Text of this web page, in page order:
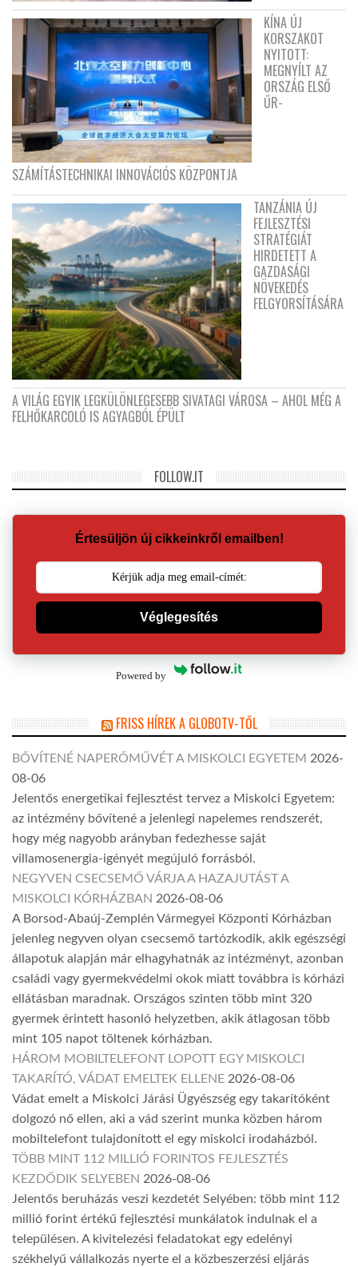
KÍNA ÚJ
KORSZAKOT
NYITOTT:
MEGNYÍLT AZ
ORSZÁG ELSŐ
ŰR-
SZÁMÍTÁSTECHNIKAI INNOVÁCIÓS KÖZPONTJA
TANZÁNIA ÚJ
FEJLESZTÉSI
STRATÉGIÁT
HIRDETETT A
GAZDASÁGI
NÖVEKEDÉS
FELGYORSÍTÁSÁRA
A VILÁG EGYIK LEGKÜLÖNLEGESEBB SIVATAGI VÁROSA – AHOL MÉG A
FELHŐKARCOLÓ IS AGYAGBÓL ÉPÜLT
FOLLOW.IT
Értesüljön új cikkeinkről emailben!
Véglegesítés
Powered by
FRISS HÍREK A GLOBOTV-TŐL
BŐVÍTENÉ NAPERŐMŰVÉT A MISKOLCI EGYETEM 2026-
08-06
Jelentős energetikai fejlesztést tervez a Miskolci Egyetem:
az intézmény bővítené a jelenlegi napelemes rendszerét,
hogy még nagyobb arányban fedezhesse saját
villamosenergia-igényét megújuló forrásból.
NEGYVEN CSECSEMŐ VÁRJA A HAZAJUTÁST A
MISKOLCI KÓRHÁZBAN 2026-08-06
A Borsod-Abaúj-Zemplén Vármegyei Központi Kórházban
jelenleg negyven olyan csecsemő tartózkodik, akik egészségi
állapotuk alapján már elhagyhatnák az intézményt, azonban
családi vagy gyermekvédelmi okok miatt továbbra is kórházi
ellátásban maradnak. Országos szinten több mint 320
gyermek érintett hasonló helyzetben, akik átlagosan több
mint 105 napot töltenek kórházban.
HÁROM MOBILTELEFONT LOPOTT EGY MISKOLCI
TAKARÍTÓ, VÁDAT EMELTEK ELLENE 2026-08-06
Vádat emelt a Miskolci Járási Ügyészség egy takarítóként
dolgozó nő ellen, aki a vád szerint munka közben három
mobiltelefont tulajdonított el egy miskolci irodaházból.
TÖBB MINT 112 MILLIÓ FORINTOS FEJLESZTÉS
KEZDŐDIK SELYEBEN 2026-08-06
Jelentős beruházás veszi kezdetét Selyében: több mint 112
millió forint értékű fejlesztési munkálatok indulnak el a
településen. A kivitelezési feladatokat egy edelényi
székhelyű vállalkozás nyerte el a közbeszerzési eljárás